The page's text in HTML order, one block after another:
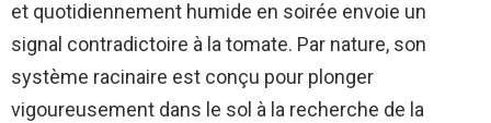
et quotidiennement humide en soirée envoie un
signal contradictoire à la tomate. Par nature, son
système racinaire est conçu pour plonger
vigoureusement dans le sol à la recherche de la